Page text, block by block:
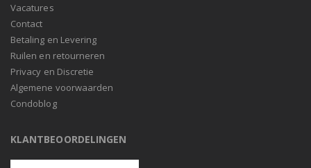
Vacatures
Contact
Betaling en Levering
Ruilen en retourneren
Privacy en Discretie
Algemene voorwaarden
Condoblog
KLANTBEOORDELINGEN